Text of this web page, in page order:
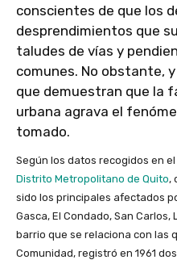
conscientes de que los
desprendimientos que
taludes de vías y
comunes. No obstante,
que demuestran que la
urbana agrava el
tomado.
Según los datos recogidos en
Distrito Metropolitano de Quito,
sido los principales afectados
Gasca, El Condado, San Carlos,
barrio que se relaciona con las
Comunidad, registró en 1961